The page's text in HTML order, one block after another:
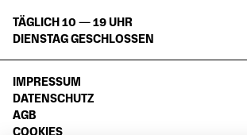
TÄGLICH 10 — 19 UHR
DIENSTAG GESCHLOSSEN
IMPRESSUM
DATENSCHUTZ
AGB
COOKIES